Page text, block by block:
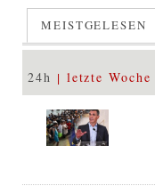
MEISTGELESEN
24h letzte Woche